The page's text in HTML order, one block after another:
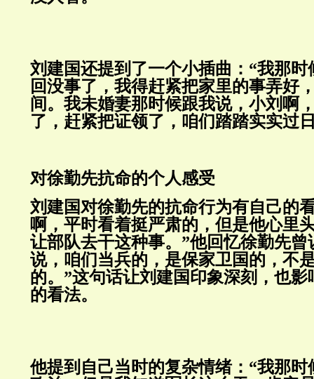
刘建国还提到了一个小插曲：“我那
回没事了，我得赶紧把家里的事弄好
间。我未婚妻那时候跟我说，小刘啊
了，赶紧把证领了，咱们踏踏
对徐勤先抗命的个人感受
刘建国对徐勤先的抗命行为有自己的
啊，平时看着挺严肃的，但是他心里
让部队去干这种事。”他回忆徐勤先曾
说，咱们当兵的，是保家卫国的，不
的。”这句话让刘建国印象深刻，也
的看法。
他提到自己当时的复杂情绪：“我那